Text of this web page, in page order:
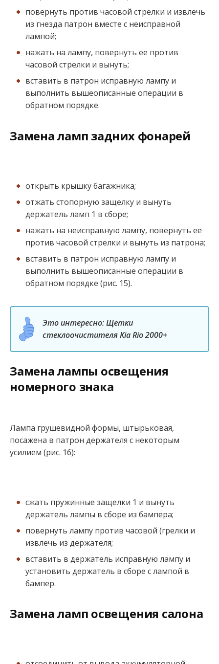
повернуть против часовой стрелки и извлечь
из гнезда патрон вместе с неисправной
лампой;
нажать на лампу, повернуть ее против
часовой стрелки и вынуть;
вставить в патрон исправную лампу и
выполнить вышеописанные операции в
обратном порядке.
Замена ламп задних фонарей
открыть крышку багажника;
отжать стопорную защелку и вынуть
держатель ламп 1 в сборе;
нажать на неисправную лампу, повернуть ее
против часовой стрелки и вынуть из патрона;
вставить в патрон исправную лампу и
выполнить вышеописанные операции в
обратном порядке (рис. 15).
Это интересно: Щетки
стеклоочистителя Kia Rio 2000+
Замена лампы освещения
номерного знака
Лампа грушевидной формы, штырьковая,
посажена в патрон держателя с некоторым
усилием (рис. 16):
сжать пружинные защелки 1 и вынуть
держатель лампы в сборе из бампера;
повернуть лампу против часовой (грелки и
извлечь из держателя;
вставить в держатель исправную лампу и
установить держатель в сборе с лампой в
бампер.
Замена ламп освещения салона